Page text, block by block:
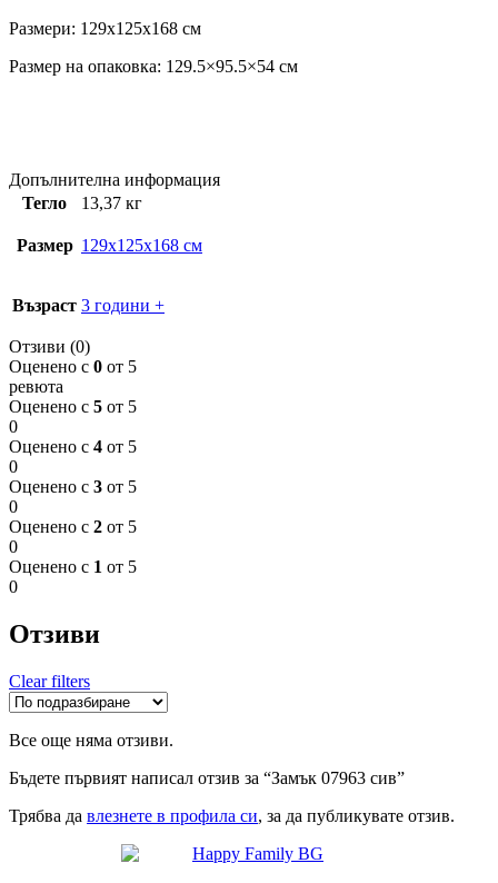
Размери: 129x125x168 см
Размер на опаковка: 129.5×95.5×54 см
Допълнителна информация
Тегло
13,37 кг
Размер 129x125x168 см
Възраст 3 години +
Отзиви (0)
Оценено с 0 от 5
ревюта
Оценено с 5 от 5
0
Оценено с 4 от 5
0
Оценено с 3 от 5
0
Оценено с 2 от 5
0
Оценено с 1 от 5
0
Отзиви
Clear filters
Все още няма отзиви.
Бъдете първият написал отзив за “Замък 07963 сив”
Трябва да влезнете в профила си, за да публикувате отзив.